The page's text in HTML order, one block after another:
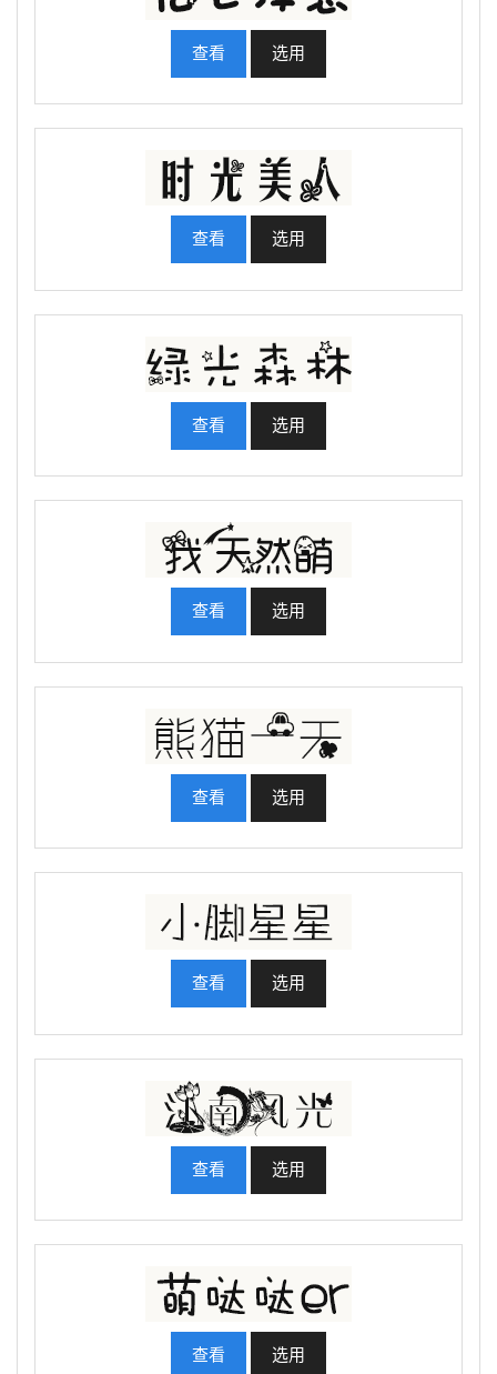
查看 选用
查看 选用
查看 选用
查看 选用
查看 选用
查看 选用
查看 选用
查看 选用